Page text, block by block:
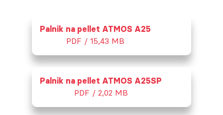
Palnik na pellet ATMOS A25
PDF / 15,43 MB
Palnik na pellet ATMOS A25SP
PDF / 2,02 MB